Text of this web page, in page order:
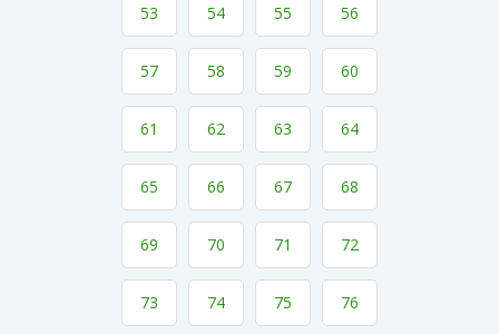
53 54 55 56
57 58 59 60
61 62 63 64
65 66 67 68
69 70 71 72
73 74 75 76